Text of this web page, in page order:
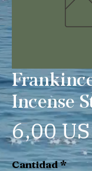
Incense
6,00
Cantidad*